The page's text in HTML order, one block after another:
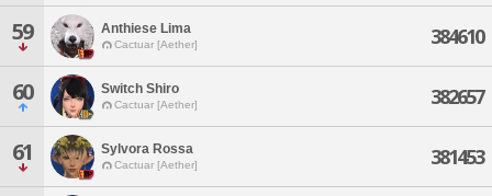
59 Anthiese Lima
Cactuar [Aether] 384610
60 Switch Shiro
Cactuar [Aether] 382657
61 Sylvora Rossa
Cactuar [Aether] 381453